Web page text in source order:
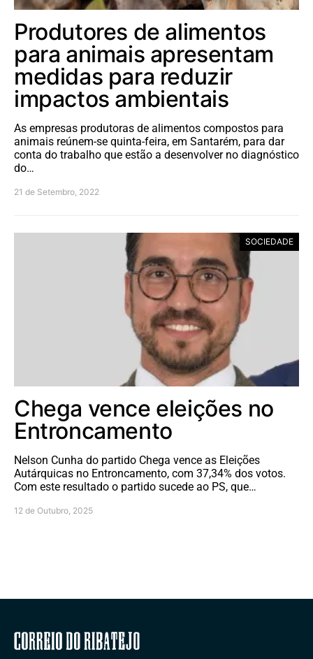
Produtores de alimentos
para animais apresentam
medidas para reduzir
impactos ambientais
As empresas produtoras de alimentos compostos para
animais reúnem-se quinta-feira, em Santarém, para dar
conta do trabalho que estão a desenvolver no diagnóstico
do…
21 de Setembro, 2022
SOCIEDADE
Chega vence eleições no
Entroncamento
Nelson Cunha do partido Chega vence as Eleições
Autárquicas no Entroncamento, com 37,34% dos votos.
Com este resultado o partido sucede ao PS, que…
12 de Outubro, 2025
Correio do Ribatejo